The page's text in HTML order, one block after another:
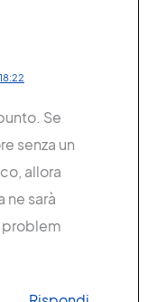
Se
senza un
allora
ne sarà